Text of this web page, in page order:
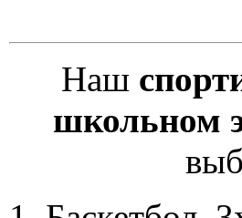
Наш
школьном